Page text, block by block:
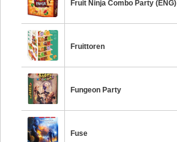
Fruit Ninja Combo Party (ENG)
Fruittoren
Fungeon Party
Fuse